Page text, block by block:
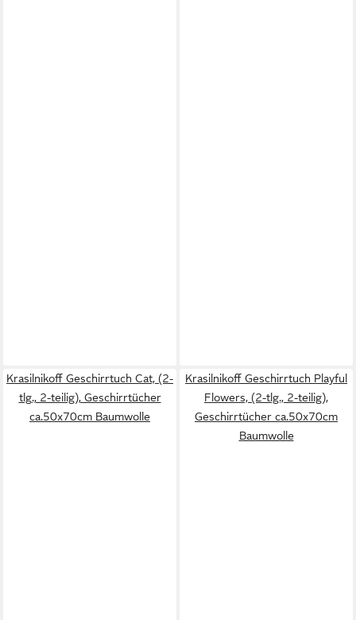
Krasilnikoff Geschirrtuch Cat, (2-
tlg., 2-teilig), Geschirrtücher
ca.50x70cm Baumwolle
Krasilnikoff Geschirrtuch Playful
Flowers, (2-tlg., 2-teilig),
Geschirrtücher ca.50x70cm
Baumwolle